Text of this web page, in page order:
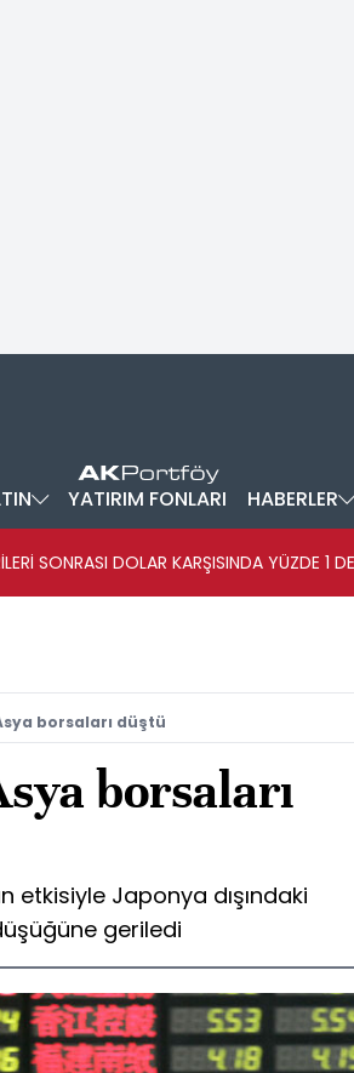
YATIRIM FONLARI HABERLER
SONRASI DOLAR KARŞISINDA YÜZDE 1
borsaları düştü
borsaları
etkisiyle Japonya dışındaki
geriledi